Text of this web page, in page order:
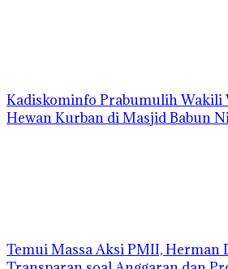
Kadiskominfo Prabumulih Wakili
Hewan Kurban di Masjid Babun
Temui Massa Aksi PMII, Herman